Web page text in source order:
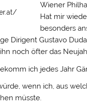
Wiener
Hat mir
besonders
Dirigent Gustavo
noch öfter das
ich jedes Jahr
wenn ich, aus
müsste.